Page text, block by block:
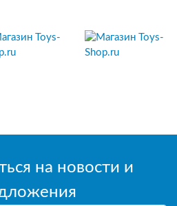
на новости и